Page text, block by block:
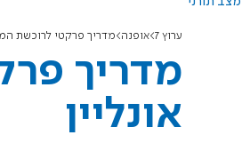
ערוץ 7 אופנה מדריך פרקטי לרוכשת
מדריך
אונליין